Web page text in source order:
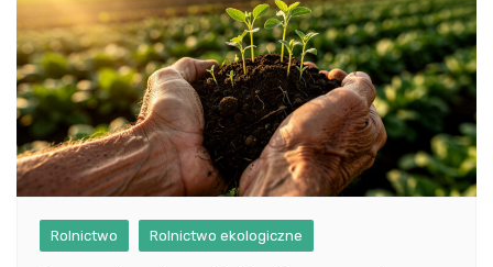
Rolnictwo Rolnictwo ekologiczne